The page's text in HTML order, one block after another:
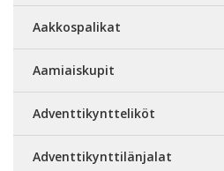
Aakkospalikat
Aamiaiskupit
Adventtikyntteliköt
Adventtikynttilänjalat